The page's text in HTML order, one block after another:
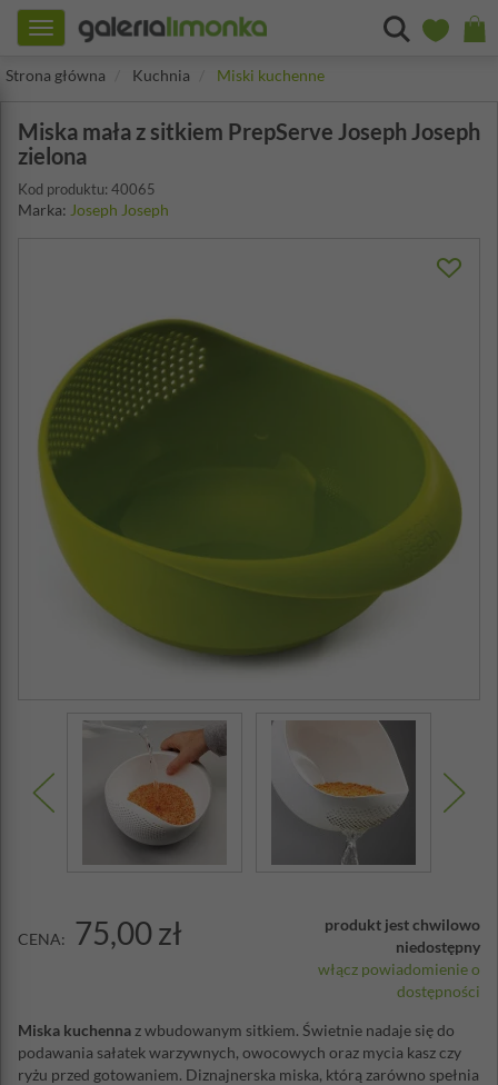
Toggle
navigation
Strona główna
Kuchnia Miski kuchenne
Miska mała z sitkiem PrepServe Joseph Joseph
zielona
Kod produktu: 40065
Marka: Joseph Joseph
CENA: 75,00 zł
produkt jest chwilowo
niedostępny
włącz powiadomienie o
dostępności
Miska kuchenna z wbudowanym sitkiem. Świetnie nadaje się do
podawania sałatek warzywnych, owocowych oraz mycia kasz czy
ryżu przed gotowaniem. Diznajnerska miska, którą zarówno spełnia